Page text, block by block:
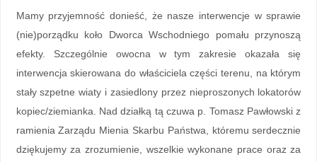
Mamy przyjemność donieść, że nasze interwencje w sprawie
(nie)porządku koło Dworca Wschodniego pomału przynoszą
efekty. Szczególnie owocna w tym zakresie okazała się
interwencja skierowana do właściciela części terenu, na którym
stały szpetne wiaty i zasiedlony przez nieproszonych lokatorów
kopiec/ziemianka. Nad działką tą czuwa p. Tomasz Pawłowski z
ramienia Zarządu Mienia Skarbu Państwa, któremu serdecznie
dziękujemy za zrozumienie, wszelkie wykonane prace oraz za